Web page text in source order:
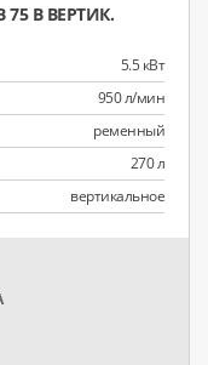
75 В ВЕРТИК.
5.5 кВт
950 л/мин
ременный
270 л
вертикальное